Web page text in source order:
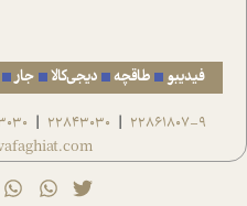
فیدیبو طاقچه دیجی‌کالا جار
22861807-9
|
22843030
|